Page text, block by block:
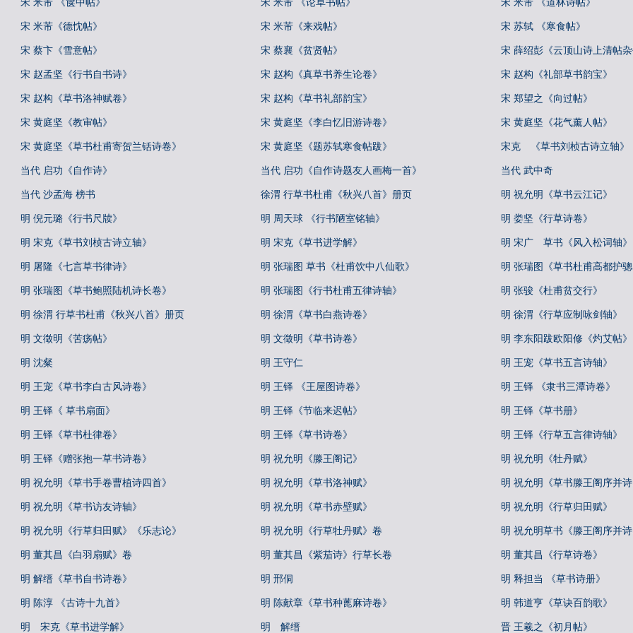
宋 米芾《德忱帖》 宋 米芾《来戏帖》 宋 苏轼 《寒食帖》
宋 蔡卞《雪意帖》 宋 蔡襄《贫贤帖》 宋 薛绍彭《云顶山诗上清帖杂
宋 赵孟坚《行书自书诗》 宋 赵构《真草书养生论卷》 宋 赵构《礼部草书韵宝》
宋 赵构《草书洛神赋卷》 宋 赵构《草书礼部韵宝》 宋 郑望之《向过帖》
宋 黄庭坚《教审帖》 宋 黄庭坚《李白忆旧游诗卷》 宋 黄庭坚《花气薰人帖》
宋 黄庭坚《草书杜甫寄贺兰铦诗卷》 宋 黄庭坚《题苏轼寒食帖跋》 宋克 《草书刘桢古诗立轴》
当代 启功《自作诗》 当代 启功《自作诗题友人画梅一首》 当代 武中奇
当代 沙孟海 榜书 徐渭 行草书杜甫《秋兴八首》册页 明 祝允明《草书云江记》
明 倪元璐《行书尺牍》 明 周天球 《行书陋室铭轴》 明 娄坚《行草诗卷》
明 宋克《草书刘桢古诗立轴》 明 宋克《草书进学解》 明 宋广 草书《风入松词轴》
明 屠隆《七言草书律诗》 明 张瑞图 草书《杜甫饮中八仙歌》 明 张瑞图《草书杜甫高都护骢
明 张瑞图《草书鲍照陆机诗长卷》 明 张瑞图《行书杜甫五律诗轴》 明 张骏《杜甫贫交行》
明 徐渭 行草书杜甫《秋兴八首》册页 明 徐渭《草书白燕诗卷》 明 徐渭《行草应制咏剑轴》
明 文徵明《苦疡帖》 明 文徵明《草书诗卷》 明 李东阳跋欧阳修《灼艾帖》
明 沈粲 明 王守仁 明 王宠《草书五言诗轴》
明 王宠《草书李白古风诗卷》 明 王铎 《王屋图诗卷》 明 王铎 《隶书三潭诗卷》
明 王铎《 草书扇面》 明 王铎《节临来迟帖》 明 王铎《草书册》
明 王铎《草书杜律卷》 明 王铎《草书诗卷》 明 王铎《行草五言律诗轴》
明 王铎《赠张抱一草书诗卷》 明 祝允明《滕王阁记》 明 祝允明《牡丹赋》
明 祝允明《草书手卷曹植诗四首》 明 祝允明《草书洛神赋》 明 祝允明《草书滕王阁序并诗
明 祝允明《草书访友诗轴》 明 祝允明《草书赤壁赋》 明 祝允明《行草归田赋》
明 祝允明《行草归田赋》《乐志论》 明 祝允明《行草牡丹赋》卷 明 祝允明草书《滕王阁序并
明 董其昌《白羽扇赋》卷 明 董其昌《紫茄诗》行草长卷 明 董其昌《行草诗卷》
明 解缙《草书自书诗卷》 明 邢侗 明 释担当 《草书诗册》
明 陈淳 《古诗十九首》 明 陈献章《草书种蓖麻诗卷》 明 韩道亨《草诀百韵歌》
明 宋克《草书进学解》 明 解缙 晋 王羲之《初月帖》